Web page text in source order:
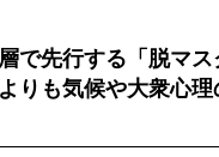
で先行する「脱マス
りも気候や大衆心